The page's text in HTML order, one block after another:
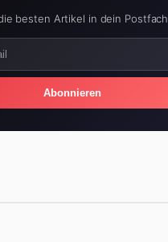
besten Artikel in dein Postfach.
Abonnieren